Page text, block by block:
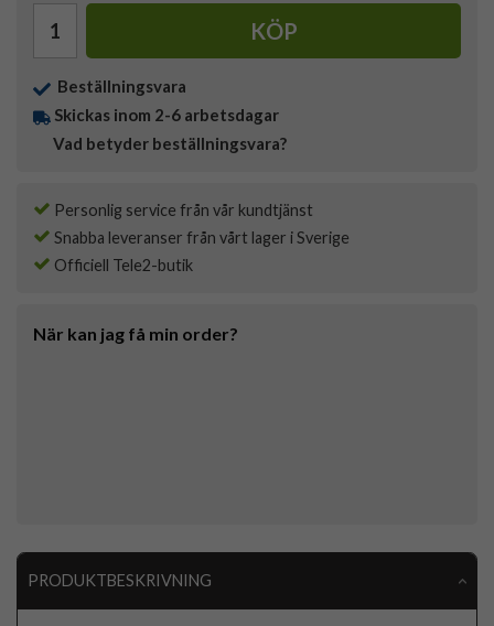
KÖP
Beställningsvara
Skickas inom 2-6 arbetsdagar
Vad betyder beställningsvara?
Personlig service från vår kundtjänst
Snabba leveranser från vårt lager i Sverige
Officiell Tele2-butik
När kan jag få min order?
PRODUKTBESKRIVNING